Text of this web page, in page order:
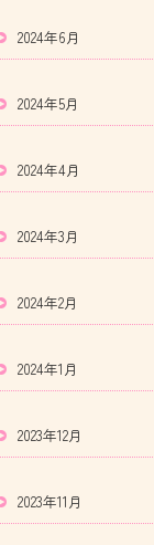
2024年6月
2024年5月
2024年4月
2024年3月
2024年2月
2024年1月
2023年12月
2023年11月